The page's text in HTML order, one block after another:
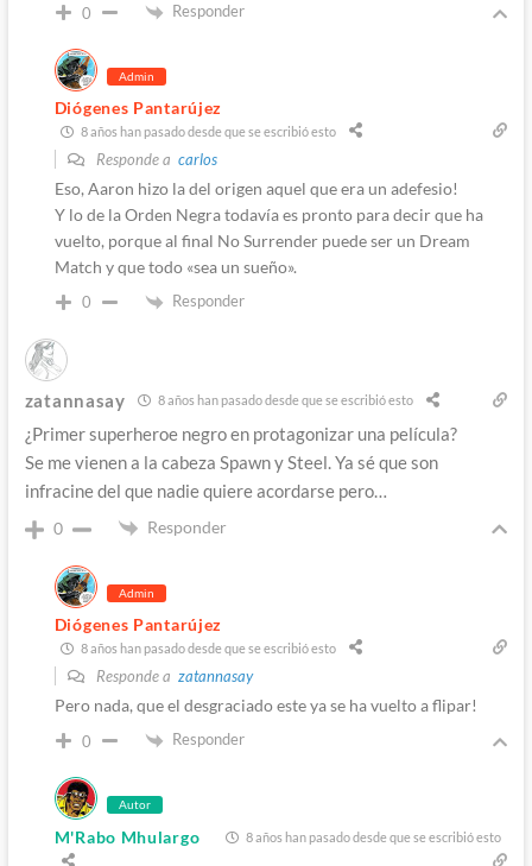
0 Responder
Admin
Diógenes Pantarújez
8 años han pasado desde que se escribió esto
Responde a carlos
Eso, Aaron hizo la del origen aquel que era un adefesio!
Y lo de la Orden Negra todavía es pronto para decir que ha
vuelto, porque al final No Surrender puede ser un Dream
Match y que todo «sea un sueño».
0 Responder
zatannasay 8 años han pasado desde que se escribió esto
¿Primer superheroe negro en protagonizar una película?
Se me vienen a la cabeza Spawn y Steel. Ya sé que son
infracine del que nadie quiere acordarse pero…
0 Responder
Admin
Diógenes Pantarújez
8 años han pasado desde que se escribió esto
Responde a zatannasay
Pero nada, que el desgraciado este ya se ha vuelto a flipar!
0 Responder
Autor
M'Rabo Mhulargo 8 años han pasado desde que se escribió esto